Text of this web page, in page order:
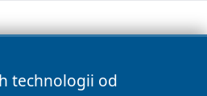
technologii od